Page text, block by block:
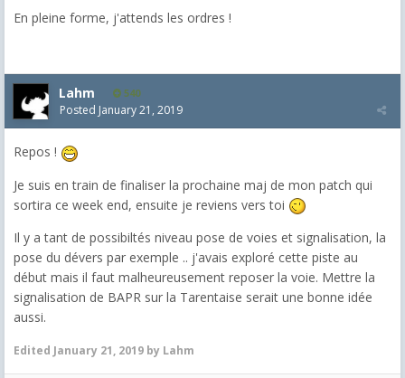
En pleine forme, j'attends les ordres !
Lahm 540
Posted January 21, 2019
Repos !
Je suis en train de finaliser la prochaine maj de mon patch qui
sortira ce week end, ensuite je reviens vers toi
Il y a tant de possibiltés niveau pose de voies et signalisation, la
pose du dévers par exemple .. j'avais exploré cette piste au
début mais il faut malheureusement reposer la voie. Mettre la
signalisation de BAPR sur la Tarentaise serait une bonne idée
aussi.
Edited January 21, 2019 by Lahm